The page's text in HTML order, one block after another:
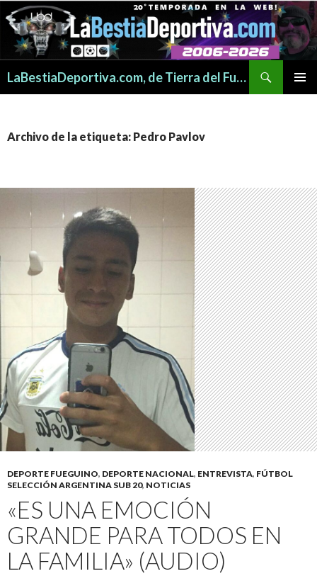
LaBestiaDeportiva.com, de Tierra del Fuego para todo el mundo
Archivo de la etiqueta: Pedro Pavlov
DEPORTE FUEGUINO, DEPORTE NACIONAL, ENTREVISTA, FÚTBOL
SELECCIÓN ARGENTINA SUB 20, NOTICIAS
«ES UNA EMOCIÓN
GRANDE PARA TODOS EN
LA FAMILIA» (AUDIO)